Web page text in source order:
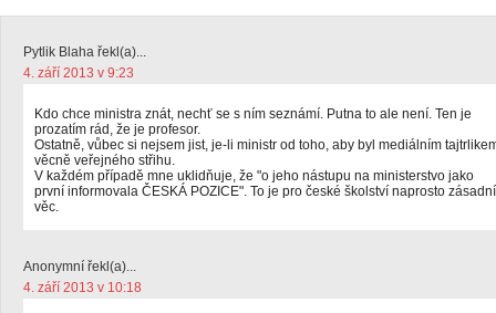
Pytlik Blaha řekl(a)...
4. září 2013 v 9:23
Kdo chce ministra znát, nechť se s ním seznámí. Putna to ale není. Ten je
prozatím rád, že je profesor.
Ostatně, vůbec si nejsem jist, je-li ministr od toho, aby byl mediálním
věcně veřejného střihu.
V každém případě mne uklidňuje, že "o jeho nástupu na ministerstvo jako
první informovala ČESKÁ POZICE". To je pro české školství naprosto zásadní
věc.
Anonymní řekl(a)...
4. září 2013 v 10:18